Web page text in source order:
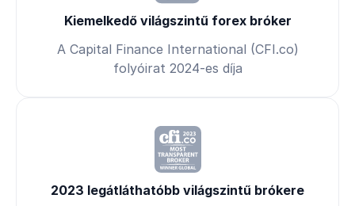
Kiemelkedő világszintű forex bróker
A Capital Finance International (CFI.co)
folyóirat 2024-es díja
2023 legátláthatóbb világszintű brókere